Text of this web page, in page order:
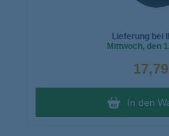
Lieferung bei
Mittwoch, den
In den